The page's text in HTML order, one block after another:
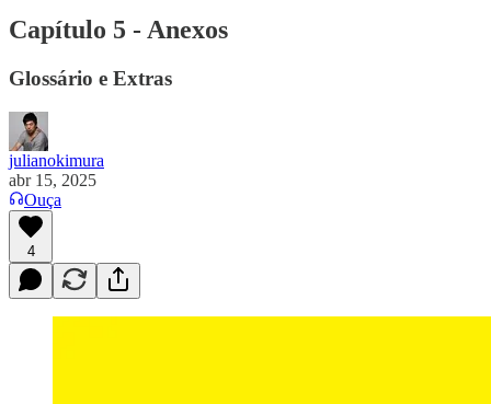
Capítulo 5 - Anexos
Glossário e Extras
julianokimura
abr 15, 2025
Ouça
4